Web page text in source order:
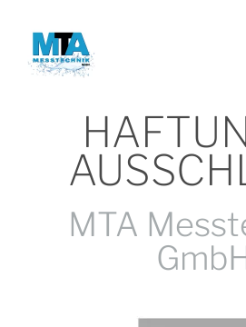
springen
MTA